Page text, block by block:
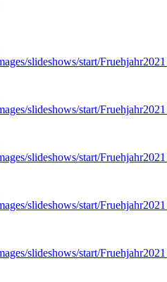
slideshows/start/
slideshows/start/
slideshows/start/
slideshows/start/
slideshows/start/